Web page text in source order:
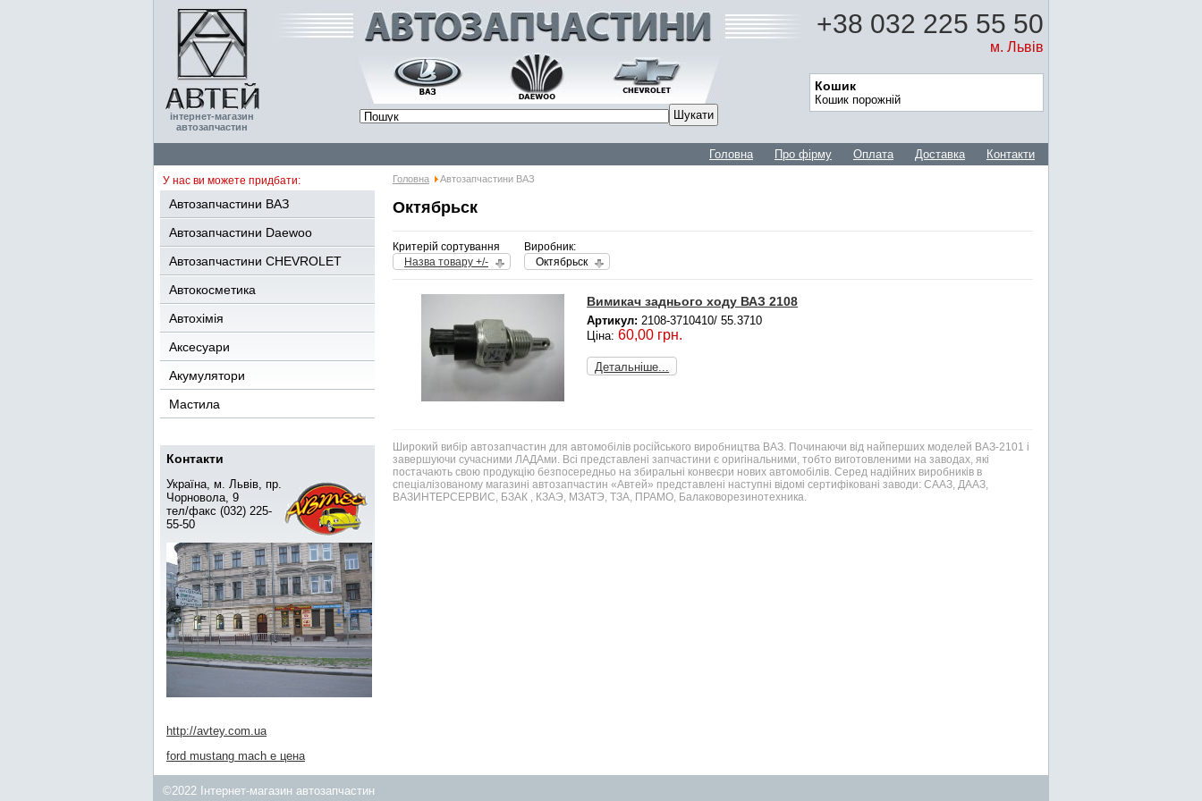
інтернет-магазин
автозапчастин
+38 032 225 55 50
м. Львів
Кошик
Кошик порожній
Головна Про фірму Оплата Доставка Контакти
У нас ви можете придбати:
Автозапчастини ВАЗ
Автозапчастини Daewoo
Автозапчастини CHEVROLET
Автокосметика
Автохімія
Аксесуари
Акумулятори
Мастила
Контакти
Україна, м. Львів, пр.
Чорновола, 9
тел/факс (032) 225-
55-50
http://avtey.com.ua
ford mustang mach e цена
Головна Автозапчастини ВАЗ
Октябрьск
Критерій сортування
Назва товару +/-
Виробник:
Октябрьск
Вимикач заднього ходу ВАЗ 2108
Артикул: 2108-3710410/ 55.3710
Ціна:60,00 грн.
Детальніше...
Широкий вибір автозапчастин для автомобілів російського виробництва ВАЗ. Починаючи від найперших моделей ВАЗ-2101 і
завершуючи сучасними ЛАДАми. Всі представлені запчастини є оригінальними, тобто виготовленими на заводах, які
постачають свою продукцію безпосередньо на збиральні конвеєри нових автомобілів. Серед надійних виробників в
спеціалізованому магазині автозапчастин «Автей» представлені наступні відомі сертифіковані заводи: СААЗ, ДААЗ,
ВАЗИНТЕРСЕРВИС, БЗАК , КЗАЭ, МЗАТЭ, ТЗА, ПРАМО, Балаковорезинотехника.
©2022 Інтернет-магазин автозапчастин